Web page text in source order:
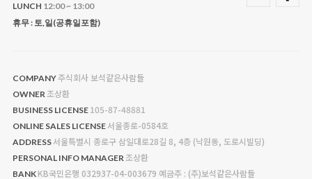
LUNCH 12:00 ~ 13:00
휴무 : 토,일(공휴일포함)
COMPANY 주식회사 보석같은사람들
OWNER 조상환
BUSINESS LICENSE 105-87-48881
ONLINE SALES LICENSE서울종로-0584호
ADDRESS서울특별시 종로구 삼일대로28길 8, 4층 (낙원동, 도로시빌딩)
PERSONAL INFO MANAGER 조상환
BANK KB국민은행 032937-04-003679 예금주 : (주)보석같은사람들